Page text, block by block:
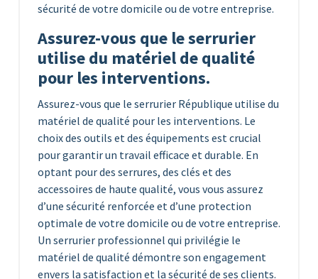
sécurité de votre domicile ou de votre entreprise.
Assurez-vous que le serrurier
utilise du matériel de qualité
pour les interventions.
Assurez-vous que le serrurier République utilise du
matériel de qualité pour les interventions. Le
choix des outils et des équipements est crucial
pour garantir un travail efficace et durable. En
optant pour des serrures, des clés et des
accessoires de haute qualité, vous vous assurez
d’une sécurité renforcée et d’une protection
optimale de votre domicile ou de votre entreprise.
Un serrurier professionnel qui privilégie le
matériel de qualité démontre son engagement
envers la satisfaction et la sécurité de ses clients.